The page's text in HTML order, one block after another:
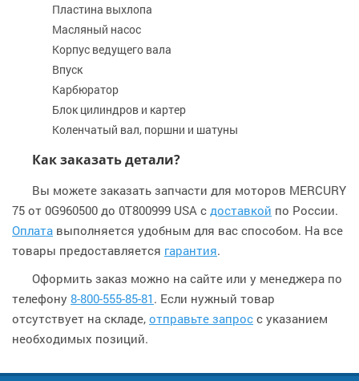
Пластина выхлопа
Масляный насос
Корпус ведущего вала
Впуск
Карбюратор
Блок цилиндров и картер
Коленчатый вал, поршни и шатуны
Как заказать детали?
Вы можете заказать запчасти для моторов MERCURY
75 от 0G960500 до 0T800999 USA с доставкой по России.
Оплата выполняется удобным для вас способом. На все
товары предоставляется гарантия.
Оформить заказ можно на сайте или у менеджера по
телефону 8-800-555-85-81 . Если нужный товар
отсутствует на складе, отправьте запрос с указанием
необходимых позиций.